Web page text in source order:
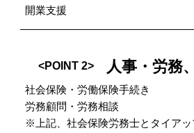
開業支援
<POINT 2> 人事・労務
社会保険・労働保険手続き
労務顧問・労務相談
※上記、社会保険労務士とタイアッ